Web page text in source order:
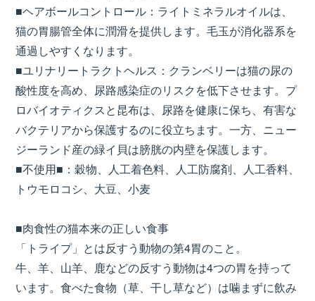
■ヘアボールコントロール：ライトミネラルオイルは、
猫の胃腸管全体に潤滑を提供します。毛玉が消化器系を
通過しやすくなります。
■ユリナリートラクトヘルス：クランベリーは猫の尿の
酸性度を高め、尿路感染症のリスクを低下させます。プ
ロバイオティクスと昆布は、尿路を健康に保ち、有害な
バクテリアから保護するのに役立ちます。一方、ニュー
ジーランド産の緑イ貝は膀胱の内壁を保護します。
■不使用■：穀物、人工着色料、人工防腐剤、人工香料、
トウモロコシ、大豆、小麦
■肉食性の猫本来の正しい食事
「トライプ」とは反すう動物の第4胃のこと。
牛、羊、山羊、鹿などの反すう動物は4つの胃を持って
います。食べた食物（草、干し草など）は噛まずに飲み